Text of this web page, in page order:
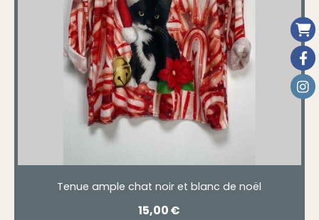
Tenue ample chat noir et blanc de noël
15,00€